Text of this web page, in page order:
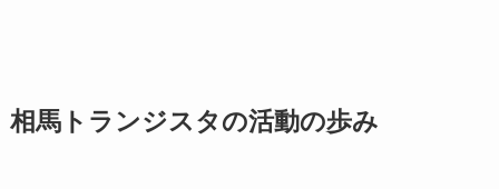
相馬トランジスタの活動の歩み